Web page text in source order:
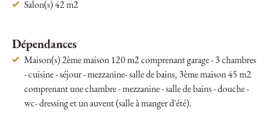
Salon(s) 42 m2
Dépendances
Maison(s) 2ème maison 120 m2 comprenant garage - 3 chambres
- cuisine - séjour - mezzanine- salle de bains, 3ème maison 45 m2
comprenant une chambre - mezzanine - salle de bains - douche -
wc- dressing et un auvent (salle à manger d'été).